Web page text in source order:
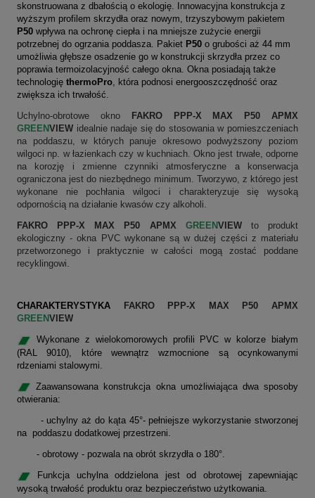
skonstruowana z dbałością o ekologię. Innowacyjna konstrukcja z
wyższym profilem skrzydła oraz nowym, trzyszybowym pakietem
P50 wpływa na ochronę ciepła i na mniejsze zużycie energii
potrzebnej do ogrzania poddasza. Pakiet P50 o grubości aż 44 mm
umożliwia głębsze osadzenie go w konstrukcji skrzydła przez co
poprawia termoizolacyjność całego okna. Okna posiadają także
technologię thermoPro, która podnosi energooszczędność oraz
zwiększa ich trwałość.
Uchylno-obrotowe okno
FAKRO PPP-X MAX P50 APMX
GREENVIEW idealnie nadaje się do stosowania w pomieszczeniach
na poddaszu, w których panuje okresowo podwyższony poziom
wilgoci np. w łazienkach czy w kuchniach. Okno jest trwałe, odporne
na korozję i zmienne czynniki atmosferyczne a konserwacja
ograniczona jest do niezbędnego minimum. Tworzywo, z którego jest
wykonane nie pochłania wilgoci i charakteryzuje się wysoką
odpornością na działanie kwasów czy alkoholi.
FAKRO PPP-X MAX P50 APMX GREENVIEWto produkt
ekologiczny - okna PVC wykonane są w dużej części z materiału
przetworzonego i praktycznie w całości mogą zostać poddane
recyklingowi.
CHARAKTERYSTYKA
FAKRO PPP-X MAX P50 APMX
GREENVIEW
Wykonane z wielokomorowych profili PVC w kolorze białym
(RAL 9010), które wewnątrz wzmocnione są ocynkowanymi
rdzeniami stalowymi.
Zaawansowana konstrukcja okna umożliwiająca dwa sposoby
otwierania:
- uchylny aż do kąta 45°- pełniejsze wykorzystanie stworzonej
na poddaszu dodatkowej przestrzeni.
- obrotowy - pozwala na obrót skrzydła o 180°.
Funkcja uchylna oddzielona jest od obrotowej zapewniając
wysoką trwałość produktu oraz bezpieczeństwo użytkowania.